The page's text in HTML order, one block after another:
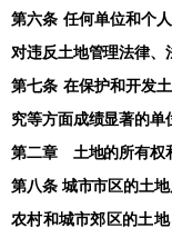
第六条 任何单位和个
对违反土地管理法律、
第七条 在保护和开发
究等方面成绩显著的单
第二章 土地的所有权
第八条 城市市区的土地
农村和城市郊区的土